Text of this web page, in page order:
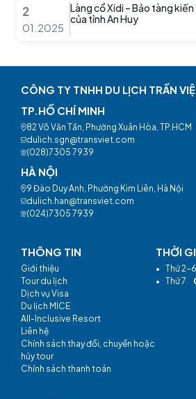
2
01.2025
Làng cổ Xidi – Bảo tàng
của tỉnh An Huy
CÔNG TY TNHH DU LỊCH TRẦN
TP.HỒ CHÍ MINH
82 Võ Văn Tần, Phường Xuân Hòa, TP.HCM
dulich.sgn@transviet.com
(028)7305 7939
HÀ NỘI
9 Đào Duy Anh, Phường Kim Liên, Hà Nội
dulich.han@transviet.com
(024)7305 7939
THÔNG TIN
Giới thiệu
Tour du lịch
Dịch vụ Visa
Du lịch MICE
All-Inclusive Resort
Liên hệ
Chính sách thay đổi, chuyển hoặc
hủy tour
Chính sách thanh toán
THỜI
• Thứ 2-6
• Thứ 7